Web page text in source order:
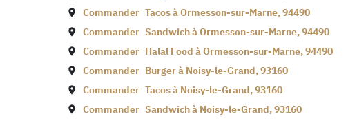
Commander Tacos àOrmesson-sur-Marne,94490
Commander Sandwich àOrmesson-sur-Marne,94490
Commander Halal Food àOrmesson-sur-Marne,94490
Commander Burger à Noisy-le-Grand,93160
Commander Tacos à Noisy-le-Grand,93160
Commander Sandwich à Noisy-le-Grand,93160